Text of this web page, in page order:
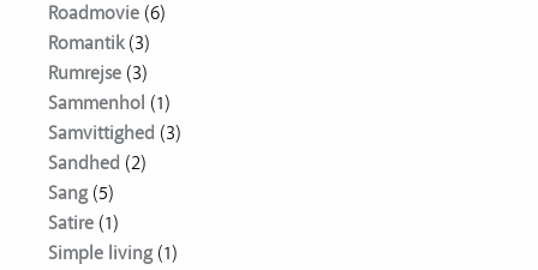
Roadmovie (6)
Romantik(3)
Rumrejse (3)
Sammenhol (1)
Samvittighed (3)
Sandhed (2)
Sang(5)
Satire (1)
Simple living(1)